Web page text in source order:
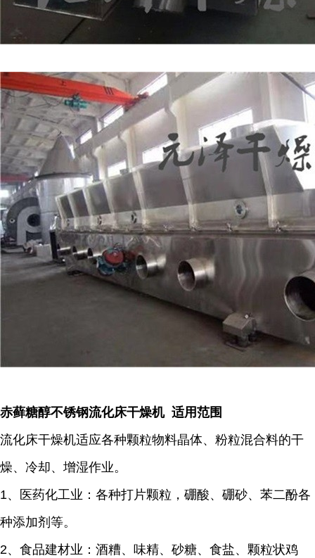
赤藓糖醇不锈钢流化床干燥机 适用范围
流化床干燥机适应各种颗粒物料晶体、粉粒混合料的干
燥、冷却、增湿作业。
1、医药化工业：各种打片颗粒，硼酸、硼砂、苯二酚各
种添加剂等。
2、食品建材业：酒糟、味精、砂糖、食盐、颗粒状鸡